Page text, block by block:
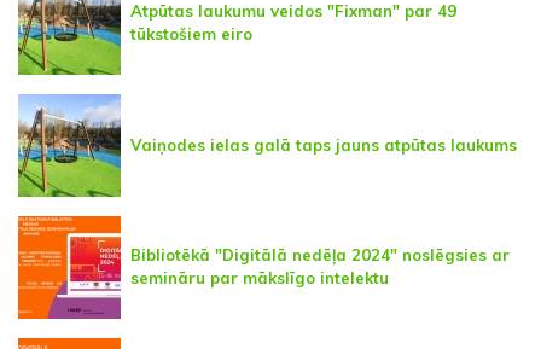
Atpūtas laukumu veidos "Fixman" par 49
tūkstošiem eiro
Vaiņodes ielas galā taps jauns atpūtas laukums
Bibliotēkā "Digitālā nedēļa 2024" noslēgsies ar
semināru par mākslīgo intelektu